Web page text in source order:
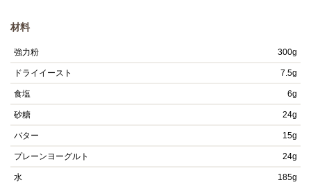
材料
強力粉 300g
ドライイースト 7.5g
食塩 6g
砂糖 24g
バター 15g
プレーンヨーグルト 24g
水 185g